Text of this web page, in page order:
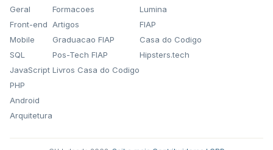
Geral
Front-end
Mobile
SQL
JavaScript
PHP
Android
Arquitetura
Formacoes
Artigos
Graduacao FIAP
Pos-Tech FIAP
Livros Casa do Codigo
Lumina
FIAP
Casa do Codigo
Hipsters.tech